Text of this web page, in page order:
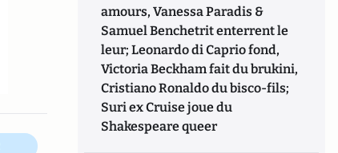
amours, Vanessa Paradis &
Samuel Benchetrit enterrent le
leur; Leonardo di Caprio fond,
Victoria Beckham fait du brukini,
Cristiano Ronaldo du bisco-fils;
Suri ex Cruise joue du
Shakespeare queer